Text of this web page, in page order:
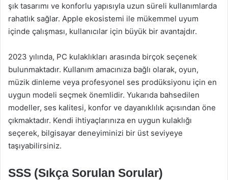
şık tasarımı ve konforlu yapısıyla uzun süreli kullanımlarda
rahatlık sağlar. Apple ekosistemi ile mükemmel uyum
içinde çalışması, kullanıcılar için büyük bir avantajdır.
2023 yılında, PC kulaklıkları arasında birçok seçenek
bulunmaktadır. Kullanım amacınıza bağlı olarak, oyun,
müzik dinleme veya profesyonel ses prodüksiyonu için en
uygun modeli seçmek önemlidir. Yukarıda bahsedilen
modeller, ses kalitesi, konfor ve dayanıklılık açısından öne
çıkmaktadır. Kendi ihtiyaçlarınıza en uygun kulaklığı
seçerek, bilgisayar deneyiminizi bir üst seviyeye
taşıyabilirsiniz.
SSS (Sıkça Sorulan Sorular)